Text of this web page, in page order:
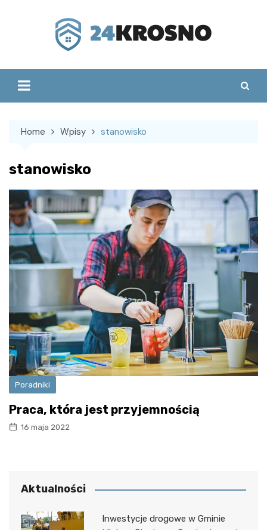
Home Wpisy stanowisko
stanowisko
Poradniki
Praca, która jest przyjemnością
16 maja 2022
Aktualności
Inwestycje drogowe w Gminie